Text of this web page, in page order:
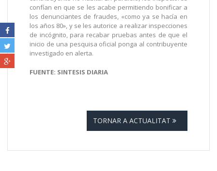
confían en que se les acabe permitiendo bonificar a
los denunciantes de fraudes, «como ya se hacía en
los años 80», y se les autorice a realizar inspecciones
de incógnito, para recabar pruebas antes de que el
inicio de una pesquisa oficial ponga al contribuyente
investigado en alerta.
FUENTE: SINTESIS DIARIA
TORNAR A ACTUALITAT